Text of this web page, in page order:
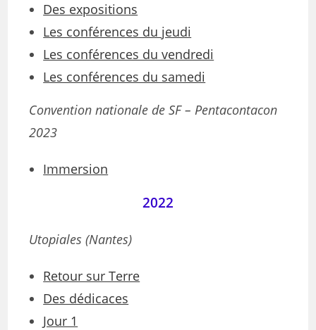
Des expositions
Les conférences du jeudi
Les conférences du vendredi
Les conférences du samedi
Convention nationale de SF – Pentacontacon
2023
Immersion
2022
Utopiales (Nantes)
Retour sur Terre
Des dédicaces
Jour 1